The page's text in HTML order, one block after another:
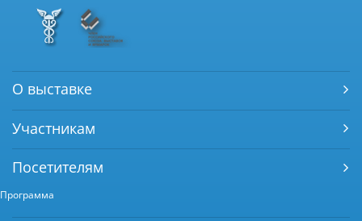
О выставке
Участникам
Посетителям
Программа